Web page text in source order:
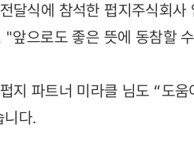
달식에 참석한 펍지주식회
"앞으로도 좋은 뜻에 동참할
지 파트너 미라클 님도 “도
니다.